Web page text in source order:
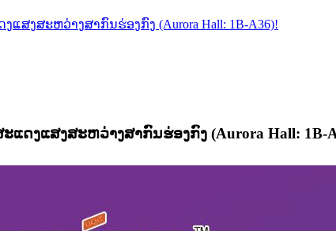
ສງສະຫວ່າງສາກົນຮ່ອງກົງ (Aurora Hall: 1B-A36)!
ດງແສງສະຫວ່າງສາກົນຮ່ອງກົງ (Aurora Hall: 1B-